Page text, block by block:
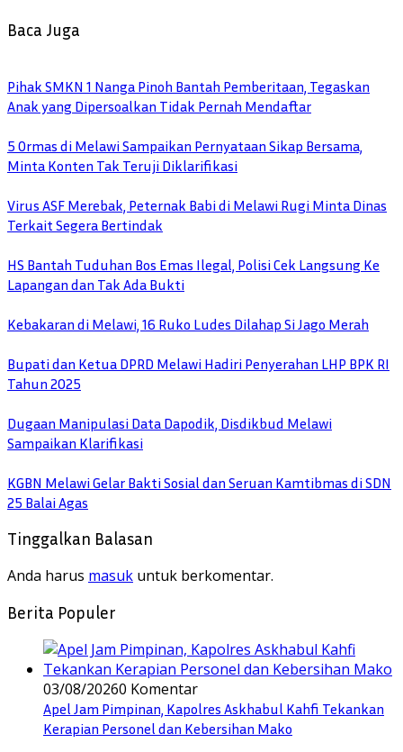
Baca Juga
Pihak SMKN 1 Nanga Pinoh Bantah Pemberitaan, Tegaskan
Anak yang Dipersoalkan Tidak Pernah Mendaftar
5 Ormas di Melawi Sampaikan Pernyataan Sikap Bersama,
Minta Konten Tak Teruji Diklarifikasi
Virus ASF Merebak, Peternak Babi di Melawi Rugi Minta Dinas
Terkait Segera Bertindak
HS Bantah Tuduhan Bos Emas Ilegal, Polisi Cek Langsung Ke
Lapangan dan Tak Ada Bukti
Kebakaran di Melawi, 16 Ruko Ludes Dilahap Si Jago Merah
Bupati dan Ketua DPRD Melawi Hadiri Penyerahan LHP BPK RI
Tahun 2025
Dugaan Manipulasi Data Dapodik, Disdikbud Melawi
Sampaikan Klarifikasi
KGBN Melawi Gelar Bakti Sosial dan Seruan Kamtibmas di SDN
25 Balai Agas
Tinggalkan Balasan
Anda harus masuk untuk berkomentar.
Berita Populer
03/08/20260 Komentar
Apel Jam Pimpinan, Kapolres Askhabul Kahfi Tekankan
Kerapian Personel dan Kebersihan Mako